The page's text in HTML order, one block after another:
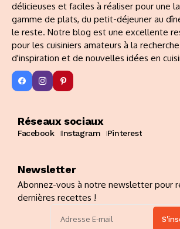
délicieuses et faciles à réaliser pour une
gamme de plats, du petit-déjeuner au
le reste. Notre blog est une excellente
pour les cuisiniers amateurs à la recherche
d'inspiration et de nouvelles idées en
Réseaux sociaux
Facebook Instagram Pinterest
Newsletter
Abonnez-vous à notre newsletter pour
dernières recettes !